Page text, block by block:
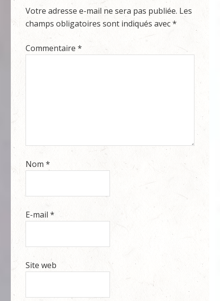
Votre adresse e-mail ne sera pas publiée. Les
champs obligatoires sont indiqués avec*
Commentaire*
Nom*
E-mail*
Site web